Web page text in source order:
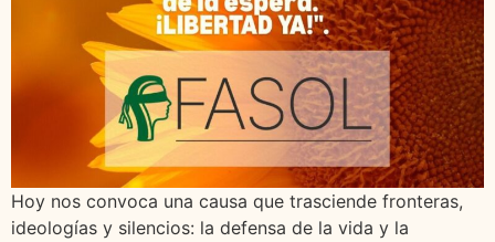
Hoy nos convoca una causa que trasciende fronteras,
ideologías y silencios: la defensa de la vida y la